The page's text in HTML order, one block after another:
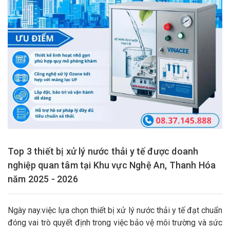
Top 3 thiết bị xử lý nước thải y tế được doanh
nghiệp quan tâm tại Khu vực Nghệ An, Thanh Hóa
năm 2025 - 2026
Ngày nay.việc lựa chọn thiết bị xử lý nước thải y tế đạt chuẩn
đóng vai trò quyết định trong việc bảo vệ môi trường và sức